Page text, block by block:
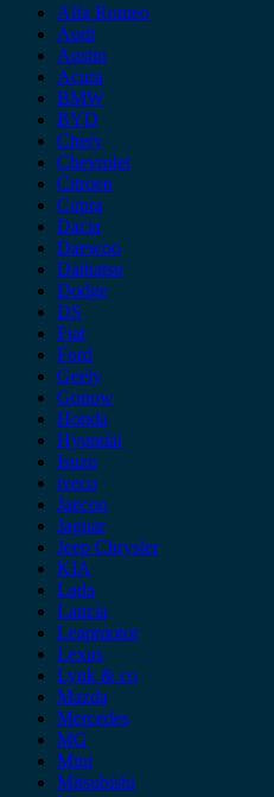
Alfa Romeo
Audi
Austin
Acura
BMW
BYD
Chery
Chevrolet
Citroen
Cupra
Dacia
Daewoo
Daihatsu
Dodge
DS
Fiat
Ford
Geely
Gonow
Honda
Hyundai
Isuzu
iveco
Jaecoo
Jaguar
Jeep Chrysler
KIA
Lada
Lancia
Leapmotor
Lexus
Lynk & co
Mazda
Mercedes
MG
Mini
Mitsubishi